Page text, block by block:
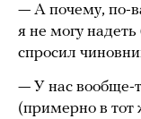
— А почему, по-
я не могу
спросил
— У нас вообще-
(примерно в